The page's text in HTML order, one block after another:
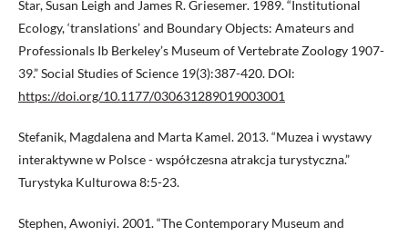
Star, Susan Leigh and James R. Griesemer. 1989. “Institutional
Ecology, ‘translations’ and Boundary Objects: Amateurs and
Professionals Ib Berkeley’s Museum of Vertebrate Zoology 1907-
39.” Social Studies of Science 19(3):387-420. DOI:
https://doi.org/10.1177/030631289019003001
Stefanik, Magdalena and Marta Kamel. 2013. “Muzea i wystawy
interaktywne w Polsce - współczesna atrakcja turystyczna.”
Turystyka Kulturowa 8:5-23.
Stephen, Awoniyi. 2001. “The Contemporary Museum and